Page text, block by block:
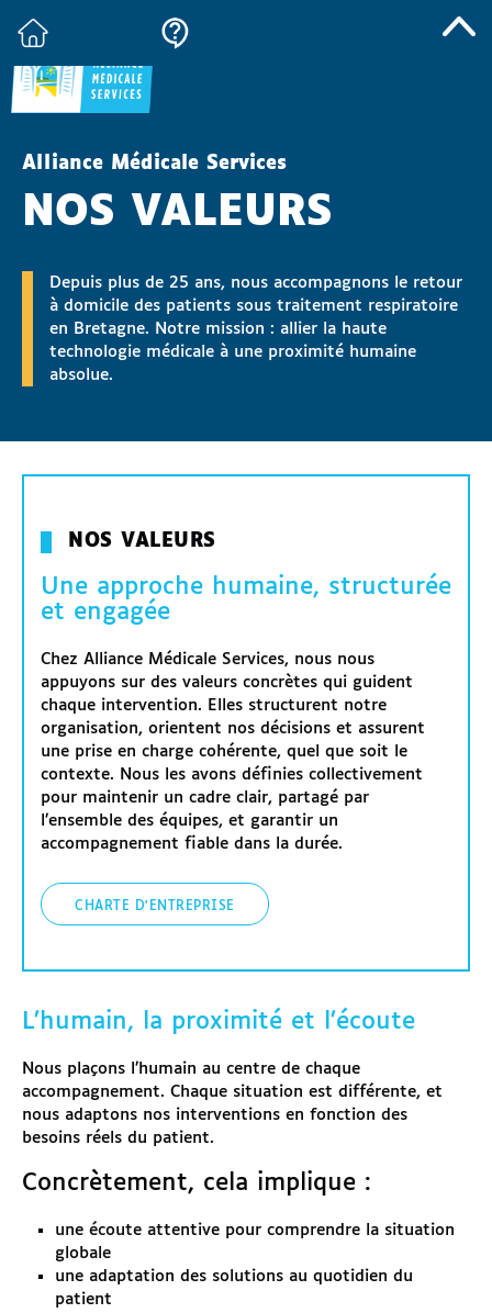
Alliance Médicale Services
NOS VALEURS
Depuis plus de 25 ans, nous accompagnons le retour
à domicile des patients sous traitement respiratoire
en Bretagne. Notre mission : allier la haute
technologie médicale à une proximité humaine
absolue.
NOS VALEURS
Une approche humaine, structurée
et engagée
Chez Alliance Médicale Services, nous nous
appuyons sur des valeurs concrètes qui guident
chaque intervention. Elles structurent notre
organisation, orientent nos décisions et assurent
une prise en charge cohérente, quel que soit le
contexte. Nous les avons définies collectivement
pour maintenir un cadre clair, partagé par
l’ensemble des équipes, et garantir un
accompagnement fiable dans la durée.
CHARTE D'ENTREPRISE
L’humain, la proximité et l’écoute
Nous plaçons l’humain au centre de chaque
accompagnement. Chaque situation est différente, et
nous adaptons nos interventions en fonction des
besoins réels du patient.
Concrètement, cela implique :
une écoute attentive pour comprendre la situation
globale
une adaptation des solutions au quotidien du
patient